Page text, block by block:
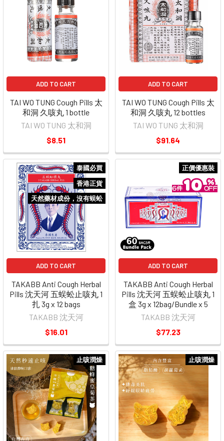
ADD TO CART
TAI WO TUNG Cough Pills 太
和洞 久咳丸 1 bottle
TAI WO TUNG 太和洞
$8.51
ADD TO CART
TAI WO TUNG Cough Pills 太
和洞 久咳丸 12 bottles
TAI WO TUNG 太和洞
$91.64
泰國必買
香港正貨
天然藥材成份，沒有蜈蚣
ADD TO CART
TAKABB Anti Cough Herbal
Pills 沈天河 五蜈蚣止咳丸 1
扎 3g x 12 bags
TAKABB 沈天河
$16.01
正價優惠裝
ADD TO CART
TAKABB Anti Cough Herbal
Pills 沈天河 五蜈蚣止咳丸 1
盒 3g x 12bag/Bundle x 5
TAKABB 沈天河
$77.23
止咳潤燥 止咳潤燥